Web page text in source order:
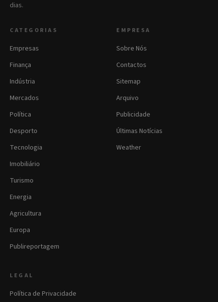
dias.
CATEGORIAS
Empresas
Finança
Indústria
Mercados
Política
Desporto
Tecnologia
Imobiliário
Turismo
Energia
Agricultura
Europa
Publireportagem
EMPRESA
Sobre Nós
Contactos
Sitemap
Arquivo
Publicidade
Últimas Notícias
Weather
LEGAL
Política de Privacidade